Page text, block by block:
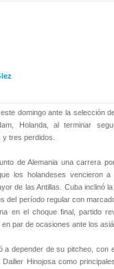
domingo ante la selección
Holanda, al terminar
tres perdidos.
de Alemania una carrera
los holandeses vencieron
de las Antillas. Cuba inclinó
del período regular con
en el choque final, partido
par de ocasiones ante los
a depender de su pitcheo, con
Hinojosa como